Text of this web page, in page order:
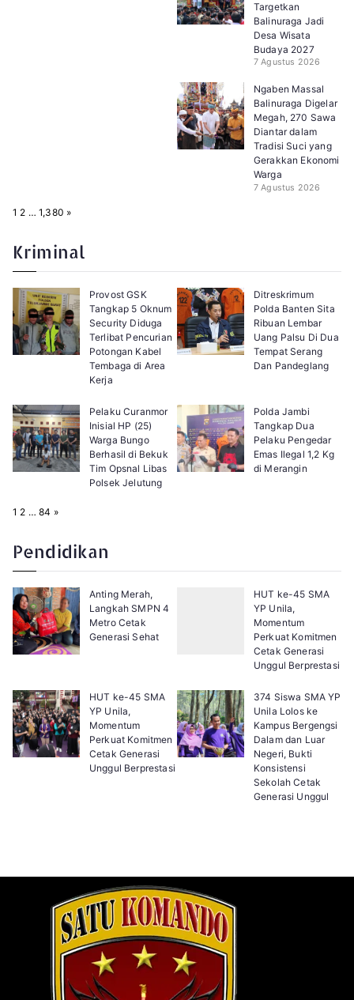
Targetkan
Balinuraga Jadi
Desa Wisata
Budaya 2027
7 Agustus 2026
Ngaben Massal
Balinuraga Digelar
Megah, 270 Sawa
Diantar dalam
Tradisi Suci yang
Gerakkan Ekonomi
Warga
7 Agustus 2026
P
:
1 2 … 1,380 N
»
Kriminal
Provost GSK
Tangkap 5 Oknum
Security Diduga
Terlibat Pencurian
Potongan Kabel
Tembaga di Area
Kerja
Ditreskrimum
Polda Banten Sita
Ribuan Lembar
Uang Palsu Di Dua
Tempat Serang
Dan Pandeglang
Pelaku Curanmor
Inisial HP (25)
Warga Bungo
Berhasil di Bekuk
Tim Opsnal Libas
Polsek Jelutung
Polda Jambi
Tangkap Dua
Pelaku Pengedar
Emas Ilegal 1,2 Kg
di Merangin
P
:
1 2 … 84 N
»
Pendidikan
Anting Merah,
Langkah SMPN 4
Metro Cetak
Generasi Sehat
HUT ke-45 SMA
YP Unila,
Momentum
Perkuat Komitmen
Cetak Generasi
Unggul Berprestasi
HUT ke-45 SMA
YP Unila,
Momentum
Perkuat Komitmen
Cetak Generasi
Unggul Berprestasi
374 Siswa SMA YP
Unila Lolos ke
Kampus Bergengsi
Dalam dan Luar
Negeri, Bukti
Konsistensi
Sekolah Cetak
Generasi Unggul